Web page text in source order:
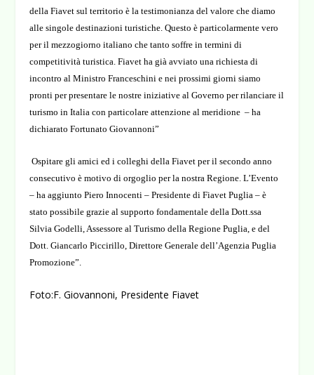
della Fiavet sul territorio è la testimonianza del valore che diamo
alle singole destinazioni turistiche. Questo è particolarmente vero
per il mezzogiorno italiano che tanto soffre in termini di
competitività turistica.Fiavet ha già avviato una richiesta di
incontro al Ministro Franceschini e nei prossimi giorni siamo
pronti per presentare le nostre iniziative al Governo per rilanciare il
turismo in Italia con particolare attenzione al meridione – ha
dichiarato Fortunato Giovannoni”
Ospitare gli amici ed i colleghi della Fiavet per il secondo anno
consecutivo è motivo di orgoglio per la nostra Regione. L’Evento
– ha aggiunto Piero Innocenti – Presidente di Fiavet Puglia – è
stato possibile grazie al supporto fondamentale della Dott.ssa
Silvia Godelli, Assessore al Turismo della Regione Puglia, e del
Dott. Giancarlo Piccirillo, Direttore Generale dell’Agenzia Puglia
Promozione”.
Foto:F. Giovannoni, Presidente Fiavet